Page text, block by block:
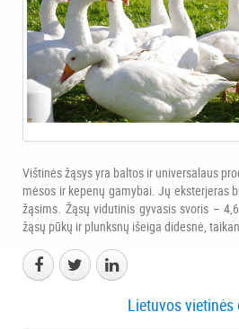
Vištinės žąsys yra baltos ir universalaus
mėsos ir kepenų gamybai. Jų eksterjeras
žąsims. Žąsų vidutinis gyvasis svoris –
žąsų pūkų ir plunksnų išeiga didesnė,
Lietuvos vietinės